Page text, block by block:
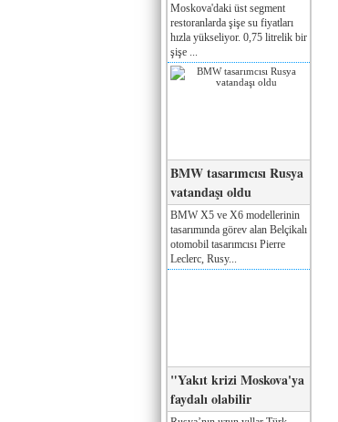
Moskova'daki üst segment
restoranlarda şişe su fiyatları
hızla yükseliyor. 0,75 litrelik bir
şişe ...
BMW tasarımcısı Rusya
vatandaşı oldu
BMW X5 ve X6 modellerinin
tasarımında görev alan Belçikalı
otomobil tasarımcısı Pierre
Leclerc, Rusy...
"Yakıt krizi Moskova'ya
faydalı olabilir